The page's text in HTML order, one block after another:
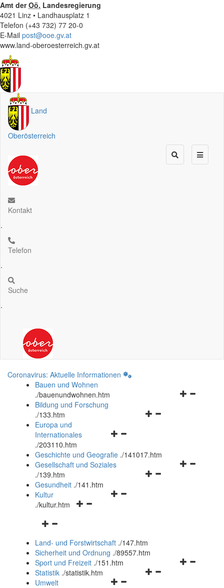
Amt derOö. Landesregierung
4021 Linz • Landhausplatz 1
Telefon (+43 732) 77 20-0
E-Mail post@ooe.gv.at
www.land-oberoesterreich.gv.at
Land
Oberösterreich
Kontakt
.
Telefon
.
Suche
.
Coronavirus: Aktuelle Informationen
Bauen und Wohnen
./bauenundwohnen.htm
Navigationsmenü
Bildung und Forschung
./133.htm
Navigationsmenü
und
schließen
Europa und
Internationales
./203110.htm
Geschichte und Geografie ./141017.htm
Navigationsmenü
Gesellschaft und Soziales
./139.htm
Navigationsmenü
Gesundheit ./141.htm
Navigationsmenü
Kultur
./kultur.htm
Navigationsmenü
und
schließen
Land- und Forstwirtschaft ./147.htm
Sicherheit und Ordnung ./89557.htm
Navigationsmenü
Sport und Freizeit ./151.htm
Navigationsmenü
Statistik ./statistik.htm
Umwelt